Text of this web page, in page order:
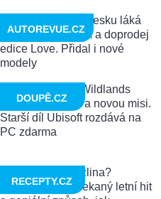
AUTOREVUE.CZ
DOUPĚ.CZ
RECEPTY.CZ